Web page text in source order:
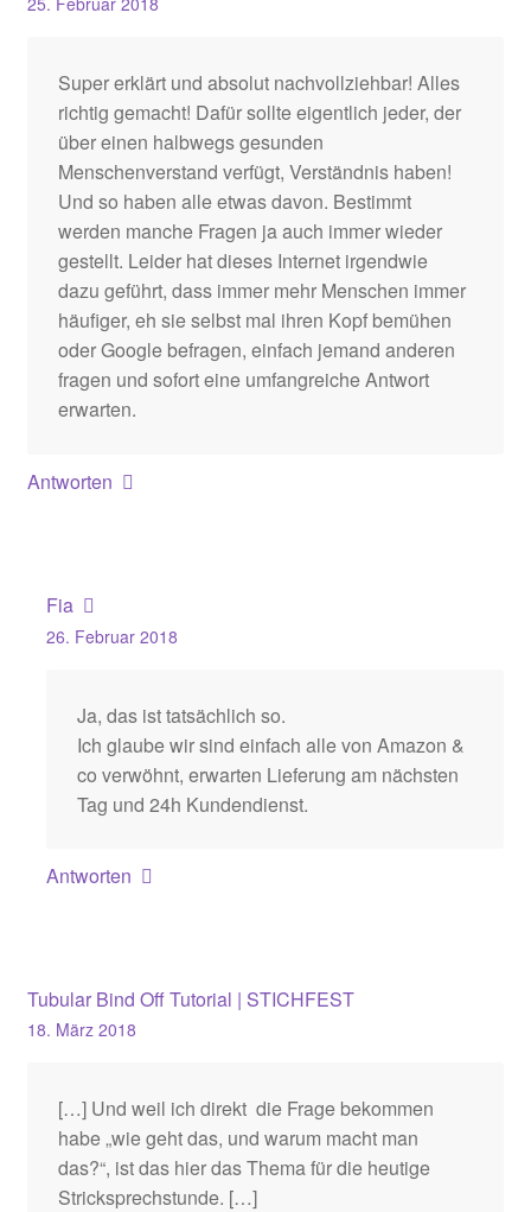
Super erklärt und absolut nachvollziehbar! Alles
richtig gemacht! Dafür sollte eigentlich jeder, der
über einen halbwegs gesunden
Menschenverstand verfügt, Verständnis haben!
Und so haben alle etwas davon. Bestimmt
werden manche Fragen ja auch immer wieder
gestellt. Leider hat dieses Internet irgendwie
dazu geführt, dass immer mehr Menschen immer
häufiger, eh sie selbst mal ihren Kopf bemühen
oder Google befragen, einfach jemand anderen
fragen und sofort eine umfangreiche Antwort
erwarten.
Antworten
Fia
26. Februar 2018
Ja, das ist tatsächlich so.
Ich glaube wir sind einfach alle von Amazon &
co verwöhnt, erwarten Lieferung am nächsten
Tag und 24h Kundendienst.
Antworten
Tubular Bind Off Tutorial | STICHFEST
18. März 2018
[…] Und weil ich direkt die Frage bekommen
habe „wie geht das, und warum macht man
das?“, ist das hier das Thema für die heutige
Stricksprechstunde. […]